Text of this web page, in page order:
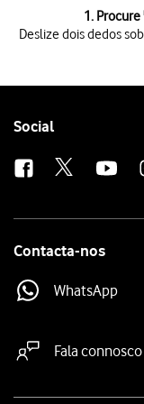
1. Procure
Deslize dois dedos
Primao ícone de
PrimaRepor
Prima
Repor
Prima
Apagar tudo .
Follow
Social
Contacta-nos
WhatsApp
Fala connosco